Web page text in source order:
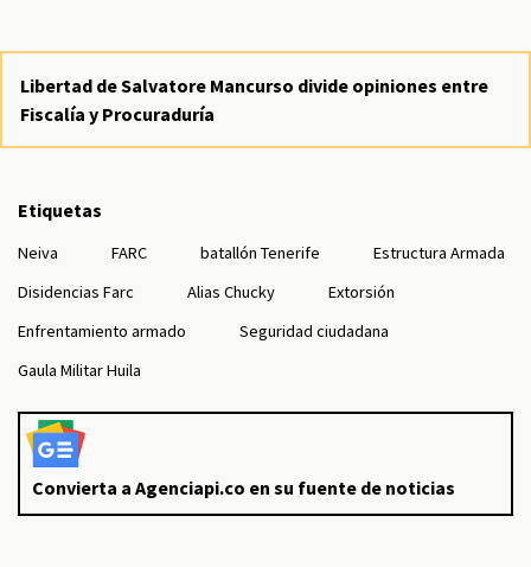
Libertad de Salvatore Mancurso divide opiniones entre
Fiscalía y Procuraduría
Etiquetas
Neiva FARC batallón Tenerife
Estructura Armada
Disidencias Farc
Alias Chucky
Extorsión
Enfrentamiento armado
Seguridad ciudadana
Gaula Militar Huila
Convierta a Agenciapi.co en su fuente de noticias